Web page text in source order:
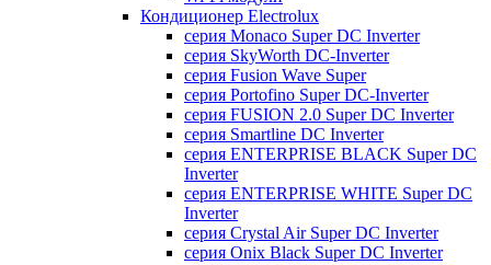
Кондиционер Electrolux
серия Monaco Super DC Inverter
серия SkyWorth DC-Inverter
серия Fusion Wave Super
серия Portofino Super DC-Inverter
серия FUSION 2.0 Super DC Іnverter
серия Smartline DC Inverter
серия ENTERPRISE BLACK Super DC
Inverter
серия ENTERPRISE WHITE Super DC
Inverter
серия Crystal Air Super DC Inverter
серия Onix Black Super DC Inverter